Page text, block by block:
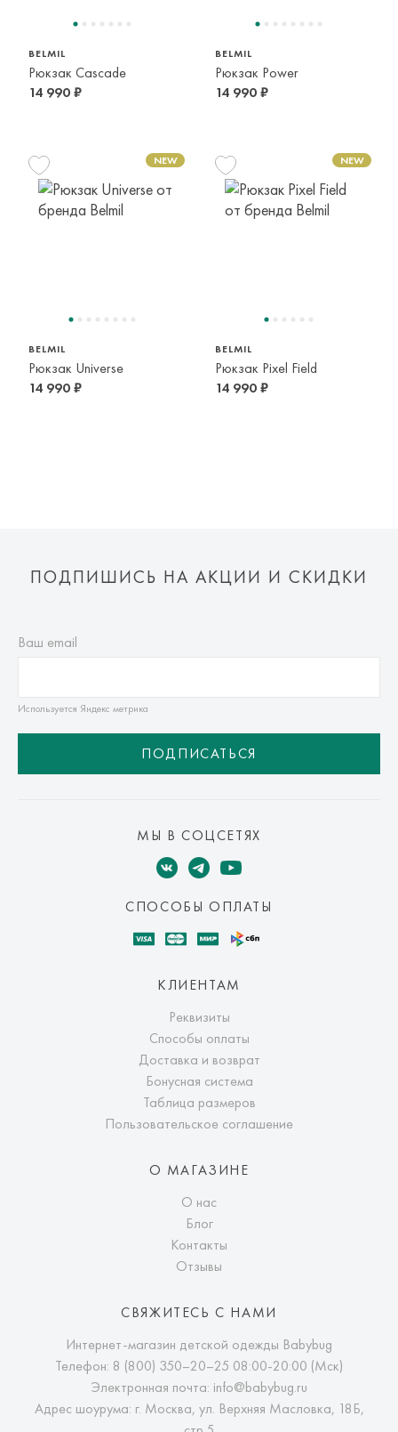
BELMIL
Рюкзак Cascade
14 990 ₽
BELMIL
Рюкзак Power
14 990 ₽
BELMIL
Рюкзак Universe
14 990 ₽
BELMIL
Рюкзак Pixel Field
14 990 ₽
ПОДПИШИСЬ НА АКЦИИ И СКИДКИ
Ваш email
Используется Яндекс метрика
ПОДПИСАТЬСЯ
МЫ В СОЦСЕТЯХ
СПОСОБЫ ОПЛАТЫ
КЛИЕНТАМ
Реквизиты
Способы оплаты
Доставка и возврат
Бонусная система
Таблица размеров
Пользовательское соглашение
О МАГАЗИНЕ
О нас
Блог
Контакты
Отзывы
СВЯЖИТЕСЬ С НАМИ
Интернет-магазин детской одежды Babybug
Телефон: 8 (800) 350–20–25 08:00-20:00 (Мск)
Электронная почта: info@babybug.ru
Адрес шоурума: г. Москва, ул. Верхняя Масловка, 18Б,